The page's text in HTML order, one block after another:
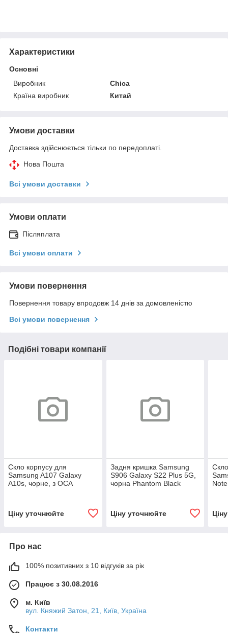
Характеристики
Основні
Виробник
Chica
Країна виробник
Китай
Умови доставки
Доставка здійснюється тільки по передоплаті.
Нова Пошта
Всі умови доставки
Умови оплати
Післяплата
Всі умови оплати
Умови повернення
Повернення товару впродовж 14 днів за домовленістю
Всі умови повернення
Подібні товари компанії
Скло корпусу для
Samsung A107 Galaxy
A10s, чорне, з ОСА
Ціну уточнюйте
Задня кришка Samsung
S906 Galaxy S22 Plus 5G,
чорна Phantom Black
Ціну уточнюйте
Про нас
100% позитивних з 10 відгуків за рік
Працює з 30.08.2016
м. Київ
вул. Княжий Затон, 21, Київ, Україна
Контакти